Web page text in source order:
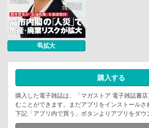
拡大
購入する
購入した電子雑誌は、「マガストア 電子雑誌書
むことができます。まだアプリをインストールさ
下記「アプリ内で買う」ボタンよりアプリをダウ